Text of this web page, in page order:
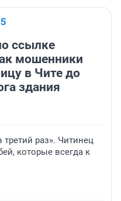
ссылке
мошенники
в Чите до
здания
раз». Читинец
которые всегда к